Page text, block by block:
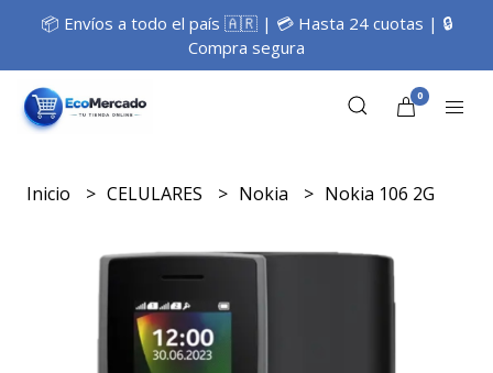
📦 Envíos a todo el país 🇦🇷 | 💳 Hasta 24 cuotas | 🔒
Compra segura
0
Inicio CELULARES Nokia Nokia 106 2G